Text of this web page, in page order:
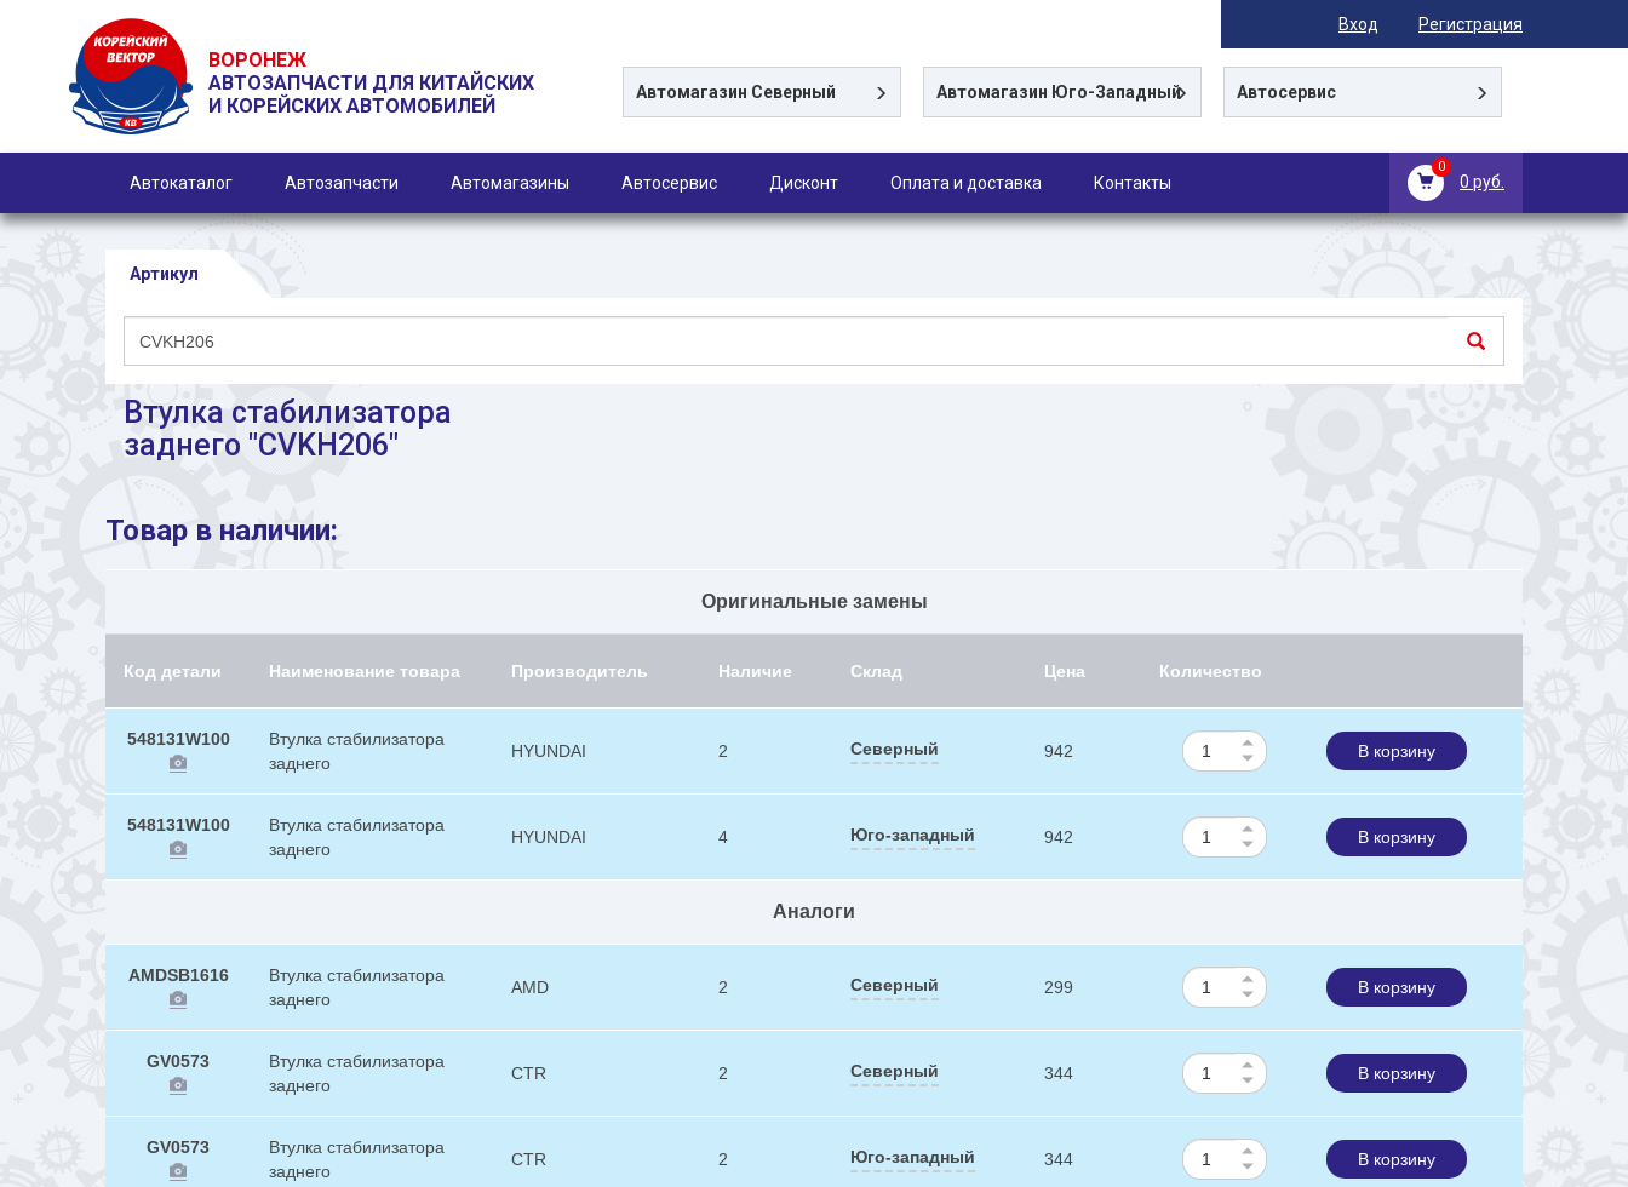
Вход Регистрация
ВОРОНЕЖ
АВТОЗАПЧАСТИ ДЛЯ КИТАЙСКИХ
И КОРЕЙСКИХ АВТОМОБИЛЕЙ
Автомагазин Северный Автомагазин Юго-Западный Автосервис
0
0 руб.
Автокаталог Автозапчасти Автомагазины Автосервис Дисконт Оплата и доставка Контакты
Артикул
Втулка стабилизатора
заднего "CVKH206"
Товар в наличии:
Оригинальные замены
Код детали Наименование товара Производитель Наличие Склад Цена Количество
548131W100
Втулка стабилизатора
заднего
HYUNDAI 2 Северный 942 В корзину
548131W100
Втулка стабилизатора
заднего
HYUNDAI 4 Юго-западный 942 В корзину
Аналоги
AMDSB1616
Втулка стабилизатора
заднего
AMD 2 Северный 299 В корзину
GV0573
Втулка стабилизатора
заднего
CTR 2 Северный 344 В корзину
GV0573
Втулка стабилизатора
заднего
CTR 2 Юго-западный 344 В корзину